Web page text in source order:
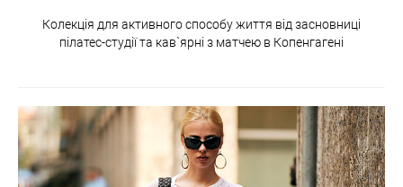
Колекція для активного способу життя від засновниці
пілатес-студії та кав`ярні з матчею в Копенгагені